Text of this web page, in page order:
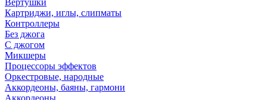
Вертушки
Картриджи, иглы, слипматы
Контроллеры
Без джога
С джогом
Микшеры
Процессоры эффектов
Оркестровые, народные
Аккордеоны, баяны, гармони
Аккордеоны